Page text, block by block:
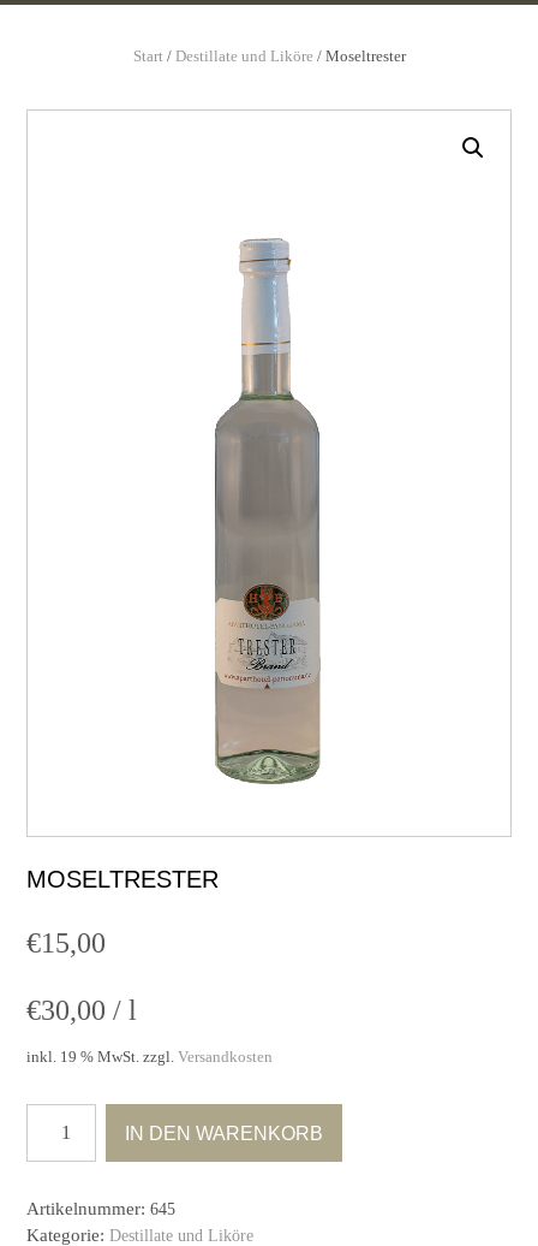
Start/ Destillate und Liköre / Moseltrester
MOSELTRESTER
€15,00
€30,00 / l
inkl. 19 % MwSt. zzgl. Versandkosten
Menge
IN DEN WARENKORB
Artikelnummer: 645
Kategorie: Destillate und Liköre